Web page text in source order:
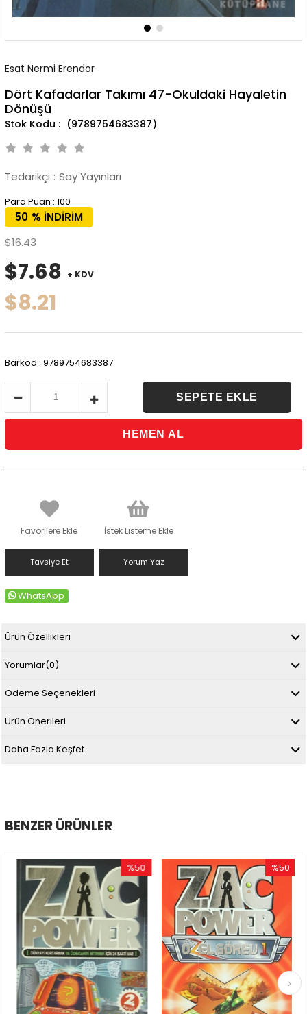
Esat Nermi Erendor
Dört Kafadarlar Takımı 47-Okuldaki Hayaletin
Dönüşü
(9789754683387)
Tedarikçi : Say Yayınları
Para Puan : 100
%
50
İNDIRIM
$16.43
$7.68 + KDV
$8.21
Barkod : 9789754683387
Favorilere Ekle İstek Listeme Ekle
Tavsiye Et Yorum Yaz
WhatsApp
Ürün Özellikleri
Yorumlar(0)
Ödeme Seçenekleri
Ürün Önerileri
Daha Fazla Keşfet
BENZER ÜRÜNLER
%50
İndirim
%50İndirim
%50
İndirim
%50İndirim